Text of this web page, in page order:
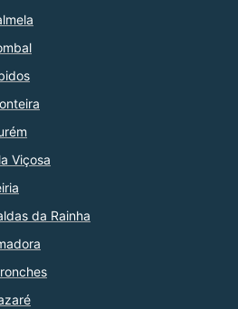
Viçosa
da Rainha